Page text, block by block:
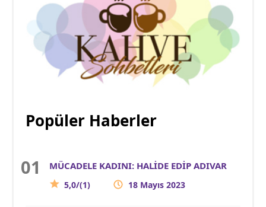
Popüler Haberler
MÜCADELE KADINI: HALİDE EDİP ADIVAR
5,0/(1) 18 Mayıs 2023